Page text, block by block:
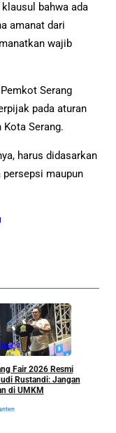
bahwa ada
amanat dari
wajib
Serang
pada aturan
Serang.
harus didasarkan
persepsi maupun
Fair 2026 Resmi
Rustandi: Jangan
di UMKM